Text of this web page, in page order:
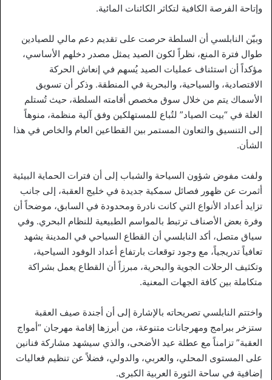
وإتاحة الفرصة الكافية لتكاثر الكائنات المائية.
وبيّن النابلسي أن السلطة حرصت على تقديم دعم مالي للصيادين
طوال فترة المنع، نظراً لكون الصيد يمثل مصدر دخلهم الأساسي،
مؤكداً أن استئناف عمليات الصيد يُسهم في إنعاش الحركة
الاقتصادية، والسياحية، والبحرية في المنطقة. وذكر أن تسويق
الأسماك يتم من خلال سوق مخصص أقامته السلطة، حيث تُستلم
الغلة في “بيت الصياد” لتُباع للمستهلكين وفق آلية منظمة، منوهاً
إلى التنسيق والتعاون المستمر بين القطاعين العام والخاص في هذا
الشأن.
ولفت مفوض شؤون السياحة والشباب إلى أن فترات الحماية البيئية
أثمرت عن ظهور فصائل سمكية جديدة في خليج العقبة، إلى جانب
تزايد أعداد الأنواع التي كانت نادرة ومحدودة في السابق، موضحاً أن
وفرة بعض الأصناف ترتبط بالمواسم الطبيعية للنظام البحري. وفي
سياق متصل، أكد النابلسي أن القطاع السياحي في المدينة يشهد
تعافياً تدريجياً، مع وجود توقعات بارتفاع أعداد الوفود السياحية،
وتكثيف الرحلات الجوية والبحرية، مبرزاً أن القطاع يعمل بشراكة
متكاملة بين كافة الجهات المعنية.
واختتم النابلسي تصريحاته بالإشارة إلى أن أجندة صيف العقبة
ستزخر ببرامج ومهرجانات متنوعة، من أبرزها إقامة مهرجان “أمواج
العقبة” تزامناً مع عطلة عيد الأضحى، والذي سيشهد مشاركة فنانين
على المستوى المحلي، والعربي، والدولي، فضلاً عن تنظيم فعاليات
إضافية في ساحة الثورة العربية الكبرى.